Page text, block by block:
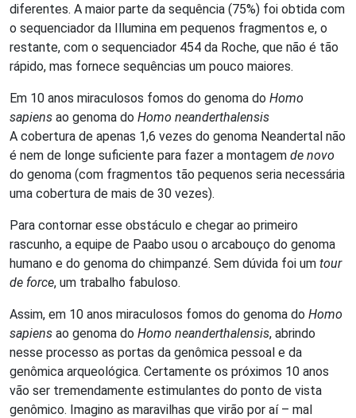
diferentes. A maior parte da sequência (75%) foi obtida com
o sequenciador da Illumina em pequenos fragmentos e, o
restante, com o sequenciador 454 da Roche, que não é tão
rápido, mas fornece sequências um pouco maiores.
Em 10 anos miraculosos fomos do genoma do Homo
sapiens ao genoma do Homo neanderthalensis
A cobertura de apenas 1,6 vezes do genoma Neandertal não
é nem de longe suficiente para fazer a montagem de novo
do genoma (com fragmentos tão pequenos seria necessária
uma cobertura de mais de 30 vezes).
Para contornar esse obstáculo e chegar ao primeiro
rascunho, a equipe de Paabo usou o arcabouço do genoma
humano e do genoma do chimpanzé. Sem dúvida foi um tour
de force, um trabalho fabuloso.
Assim, em 10 anos miraculosos fomos do genoma do Homo
sapiens ao genoma do Homo neanderthalensis, abrindo
nesse processo as portas da genômica pessoal e da
genômica arqueológica. Certamente os próximos 10 anos
vão ser tremendamente estimulantes do ponto de vista
genômico. Imagino as maravilhas que virão por aí – mal